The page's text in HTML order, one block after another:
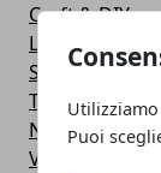
Puoi
Craft & DIY
Lavoretti per
Schemi
Tanti tutorial
Natale
Video